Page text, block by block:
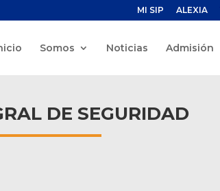
MI SIP ALEXIA
Somos Noticias Admisión
DE SEGURIDAD